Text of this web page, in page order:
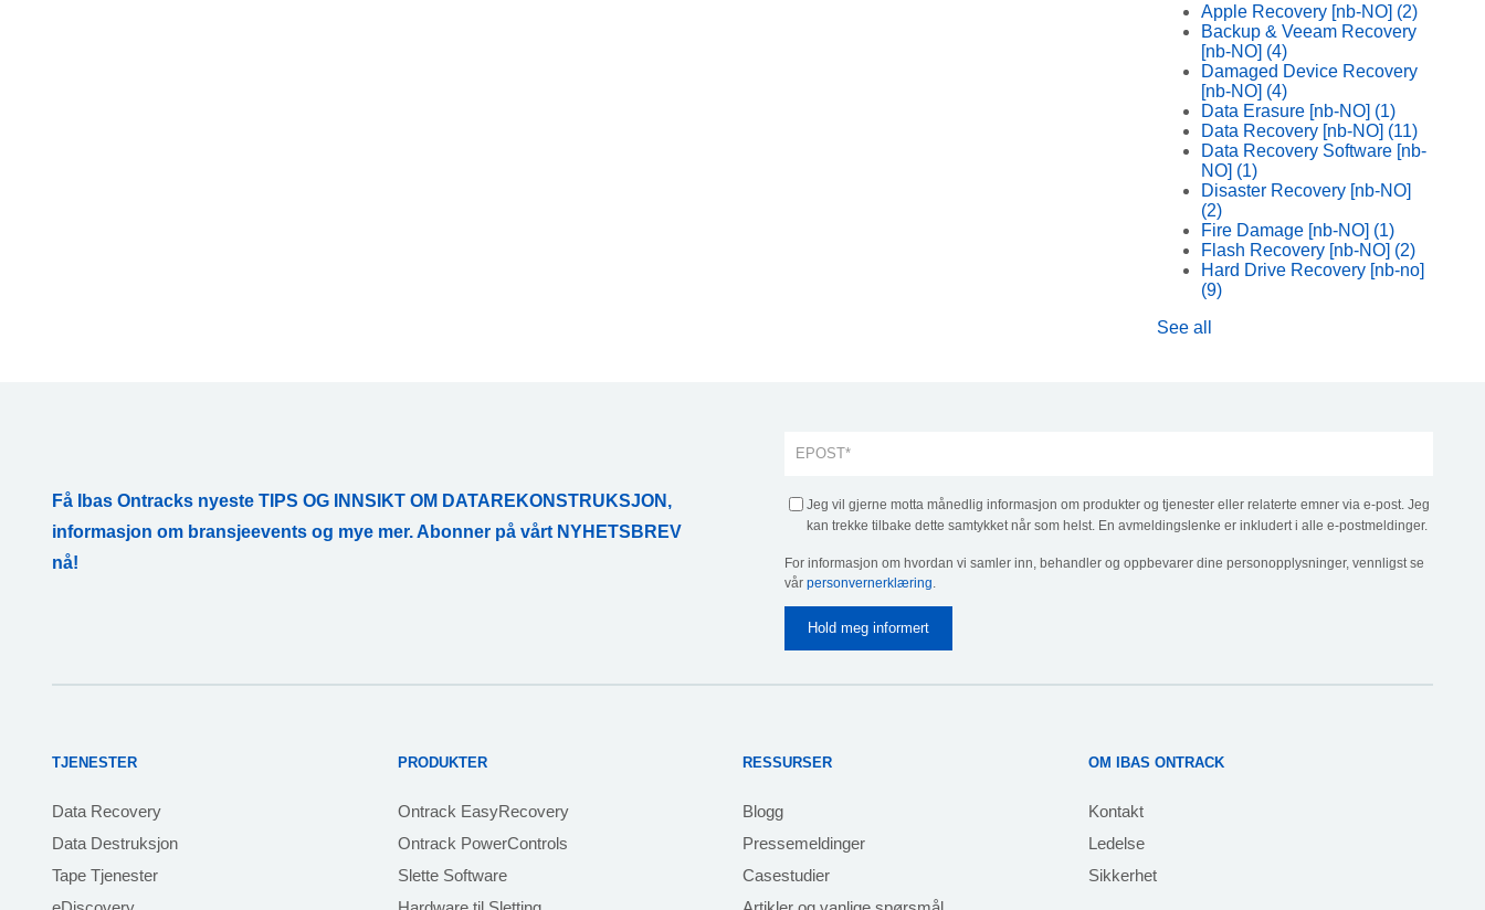
Apple Recovery [nb-NO] (2)
Backup & Veeam Recovery
[nb-NO] (4)
Damaged Device Recovery
[nb-NO] (4)
Data Erasure [nb-NO] (1)
Data Recovery [nb-NO] (11)
Data Recovery Software [nb-
NO] (1)
Disaster Recovery [nb-NO]
(2)
Fire Damage [nb-NO] (1)
Flash Recovery [nb-NO] (2)
Hard Drive Recovery [nb-no]
(9)
See all
Få Ibas Ontracks nyeste TIPS OG INNSIKT OM DATAREKONSTRUKSJON,
informasjon om bransjeevents og mye mer. Abonner på vårt NYHETSBREV
nå!
Jeg vil gjerne motta månedlig informasjon om produkter og tjenester eller relaterte emner via e-post. Jeg
kan trekke tilbake dette samtykket når som helst. En avmeldingslenke er inkludert i alle e-postmeldinger.
For informasjon om hvordan vi samler inn, behandler og oppbevarer dine personopplysninger, vennligst se
vår personvernerklæring
TJENESTER
Data Recovery
Data Destruksjon
Tape Tjenester
PRODUKTER
Ontrack EasyRecovery
Ontrack PowerControls
Slette Software
RESSURSER
Blogg
Pressemeldinger
Casestudier
OM IBAS ONTRACK
Kontakt
Ledelse
Sikkerhet